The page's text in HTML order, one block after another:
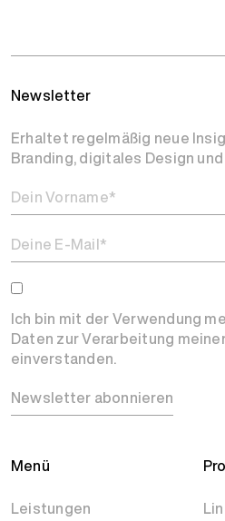
Menü
Leistungen
Newsletter
Erhaltet regelmäßig neue
Branding, digitales Design
Ich bin mit der Verwendung
Daten zur Verarbeitung
einverstanden.
Newsletter abonnieren